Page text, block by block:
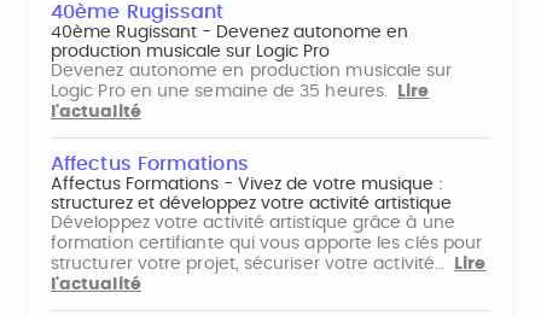
40ème Rugissant
40ème Rugissant - Devenez autonome en
production musicale sur Logic Pro
Devenez autonome en production musicale sur
Logic Pro en une semaine de 35 heures.
Lire
l'actualité
Affectus Formations
Affectus Formations - Vivez de votre musique :
structurez et développez votre activité artistique
Développez votre activité artistique grâce à une
formation certifiante qui vous apporte les clés pour
structurer votre projet, sécuriser votre activité…
Lire
l'actualité